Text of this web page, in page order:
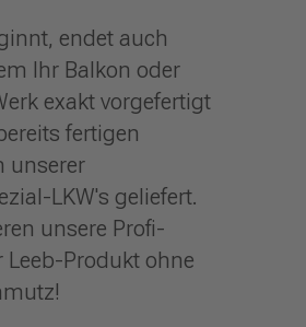
endet auch
Ihr Balkon oder
exakt vorgefertigt
fertigen
unserer
LKW's geliefert.
unsere Profi-
Produkt ohne